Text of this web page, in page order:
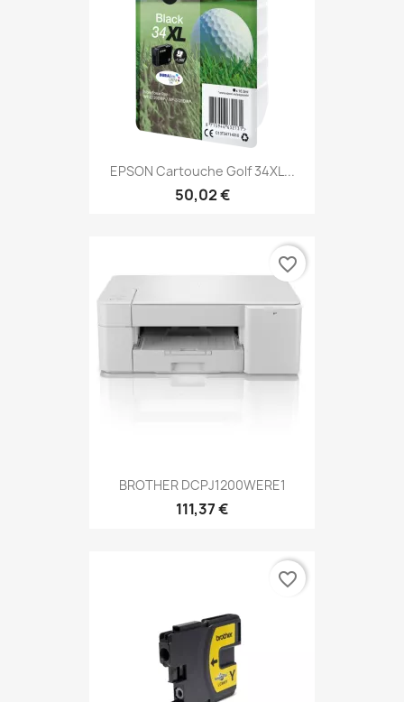
EPSON Cartouche Golf 34XL...
50,02 €
BROTHER DCPJ1200WERE1
111,37 €
favorite_border
favorite_border